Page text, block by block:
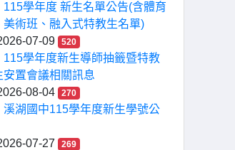
115學年度 新生名單公告(含體育
美術班、融入式特教生名單)
07-09
520
115學年度新生導師抽籤暨特教
安置會議相關訊息
08-04
270
溪湖國中115學年度新生學號公
07-27
269